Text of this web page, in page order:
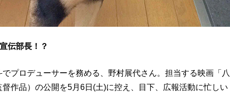
伝部長！？
プロデューサーを務める、野村展代さん。担当する映画「八
作品）の公開を5月6日(土)に控え、目下、広報活動に忙しい